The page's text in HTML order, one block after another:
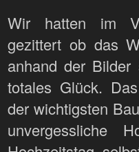
Wir hatten im
gezittert ob das
anhand der
totales Glück.
der wichtigsten
unvergessliche